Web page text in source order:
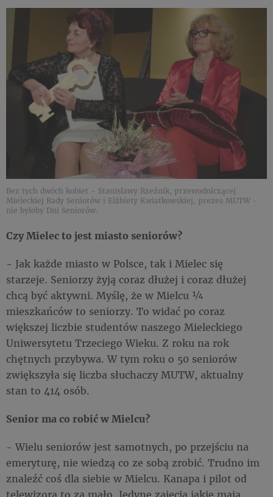
Bez tych dwóch kobiet - Stanisławy Rzeźnik, przewodniczącej
Mieleckiej Rady Seniorów i Elżbiety Kwiatkowskiej, prezes MUTW -
nie byłoby Dni Seniorów.
Czy Mielec to jest miasto seniorów?
- Jak każde miasto w Polsce, tak i Mielec się
starzeje. Seniorzy żyją coraz dłużej i coraz dłużej
chcą być aktywni. Myślę, że w Mielcu ¼
mieszkańców to seniorzy. To widać po coraz
większej liczbie studentów naszego Mieleckiego
Uniwersytetu Trzeciego Wieku. Z roku na rok
chętnych przybywa. W tym roku o 50 seniorów
zwiększyła się liczba słuchaczy MUTW, aktualny
stan to 414 osób.
Senior ma co robić w Mielcu?
- Wielu seniorów jest samotnych, po przejściu na
emeryturę, nie wiedzą co ze sobą zrobić. Trudno im
znaleźć coś dla siebie w Mielcu. Kanapa i pilot od
telewizora to za mało. Jedyne zajęcia jakie mają